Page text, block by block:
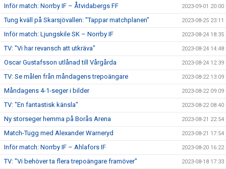
Inför match: Norrby IF – Åtvidabergs FF 2023-09-01 20:00
Tung kväll på Skarsjövallen: "Tappar matchplanen" 2023-08-25 23:11
Inför match: Ljungskile SK – Norrby IF 2023-08-24 18:35
TV: "Vi har revansch att utkräva" 2023-08-24 14:48
Oscar Gustafsson utlånad till Vårgårda 2023-08-24 12:39
TV: Se målen från måndagens trepoängare 2023-08-22 13:09
Måndagens 4-1-seger i bilder 2023-08-22 09:09
TV: "En fantastisk känsla" 2023-08-22 08:40
Ny storseger hemma på Borås Arena 2023-08-21 22:54
Match-Tugg med Alexander Warneryd 2023-08-21 17:54
Inför match: Norrby IF – Ahlafors IF 2023-08-20 16:22
TV: "Vi behöver ta flera trepoängare framöver" 2023-08-18 17:33